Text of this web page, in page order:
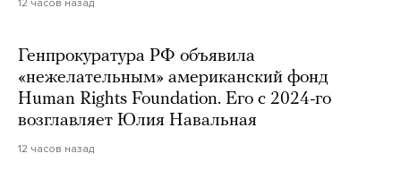
12 часов назад
Генпрокуратура РФ объявила
«нежелательным» американский фонд
Human Rights Foundation. Его с 2024-го
возглавляет Юлия Навальная
12 часов назад